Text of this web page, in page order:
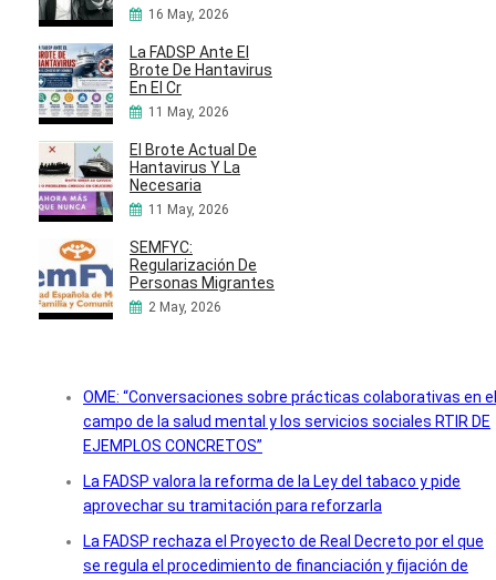
16 May, 2026
La FADSP Ante El
Brote De Hantavirus
En El Cr
11 May, 2026
El Brote Actual De
Hantavirus Y La
Necesaria
11 May, 2026
SEMFYC:
Regularización De
Personas Migrantes
2 May, 2026
OME: “Conversaciones sobre prácticas colaborativas en el
campo de la salud mental y los servicios sociales RTIR DE
EJEMPLOS CONCRETOS”
La FADSP valora la reforma de la Ley del tabaco y pide
aprovechar su tramitación para reforzarla
La FADSP rechaza el Proyecto de Real Decreto por el que
se regula el procedimiento de financiación y fijación de